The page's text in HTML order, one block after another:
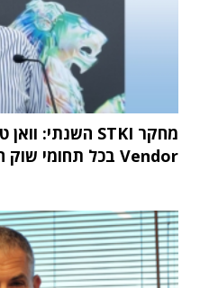
Vendor בכל תחומי שוק ה-IT